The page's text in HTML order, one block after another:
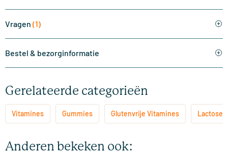
Vragen (1)
Bestel & bezorginformatie
Gerelateerde categorieën
Vitamines Gummies Glutenvrije Vitamines
Anderen bekeken ook: